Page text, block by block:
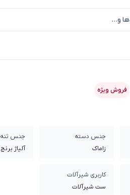
فروش ویژه
جنس دسته
زاماک
جنس تنه
آلیاژ برنج
کاربری شیرآلات
ست شیرآلات